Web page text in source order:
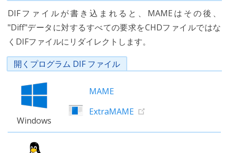
DIFファイルが書き込まれると、MAMEはその後、
"Diff"データに対するすべての要求をCHDファイルではな
くDIFファイルにリダイレクトします。
開くプログラム DIF ファイル
Windows
MAME
ExtraMAME